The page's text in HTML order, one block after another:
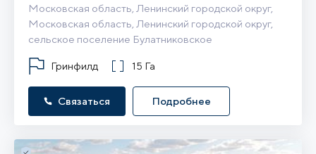
Московская область, Ленинский городской округ,
Московская область, Ленинский городской округ,
сельское поселение Булатниковское
Гринфилд 15 Га
Связаться Подробнее